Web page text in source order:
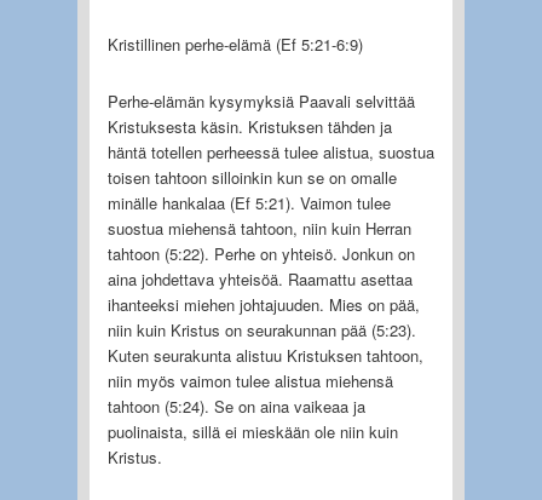
Kristillinen perhe-elämä (Ef 5:21-6:9)
Perhe-elämän kysymyksiä Paavali selvittää
Kristuksesta käsin. Kristuksen tähden ja
häntä totellen perheessä tulee alistua, suostua
toisen tahtoon silloinkin kun se on omalle
minälle hankalaa (Ef 5:21). Vaimon tulee
suostua miehensä tahtoon, niin kuin Herran
tahtoon (5:22). Perhe on yhteisö. Jonkun on
aina johdettava yhteisöä. Raamattu asettaa
ihanteeksi miehen johtajuuden. Mies on pää,
niin kuin Kristus on seurakunnan pää (5:23).
Kuten seurakunta alistuu Kristuksen tahtoon,
niin myös vaimon tulee alistua miehensä
tahtoon (5:24). Se on aina vaikeaa ja
puolinaista, sillä ei mieskään ole niin kuin
Kristus.